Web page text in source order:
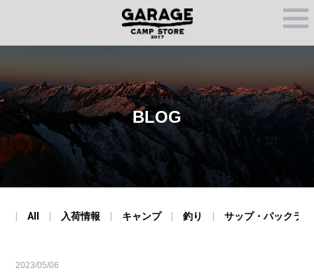
M
BLOG
All 入荷情報 キャンプ 釣り サップ・パックラ
2023/05/06